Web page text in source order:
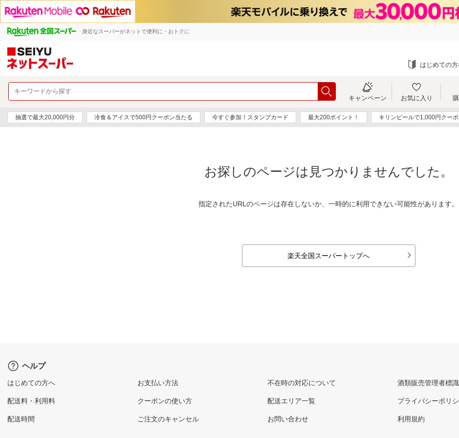
身近なスーパーがネットで便利に・おトクに
はじめての
キャンペーン お気に入り
抽選で最大20,000円分 冷食＆アイスで500円クーポン当たる 今すぐ参加！スタンプカード 最大200ポイント！ キリンビールで1,000円クー
お探しのページは見つかりませんでした。
指定されたURLのページは存在しないか、一時的に利用できない可能性があります。
楽天全国スーパートップへ
ヘルプ
はじめての方へ
配送料・利用料
配送時間
お支払い方法
クーポンの使い方
ご注文のキャンセル
不在時の対応について
配送エリア一覧
お問い合わせ
酒類販売管理者標識
プライバシーポリ
利用規約